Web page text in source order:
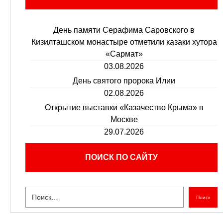
День памяти Серафима Саровского в
Кизилташском монастыре отметили казаки хутора
«Сармат»
03.08.2026
День святого пророка Илии
02.08.2026
Открытие выставки «Казачество Крыма» в
Москве
29.07.2026
ПОИСК ПО САЙТУ
Поиск